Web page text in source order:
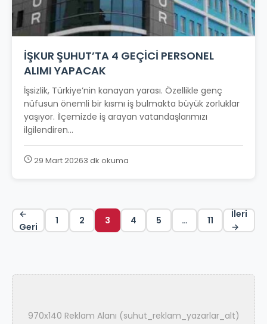
İŞKUR ŞUHUT’TA 4 GEÇİCİ PERSONEL
ALIMI YAPACAK
İşsizlik, Türkiye’nin kanayan yarası. Özellikle genç
nüfusun önemli bir kısmı iş bulmakta büyük zorluklar
yaşıyor. İlçemizde iş arayan vatandaşlarımızı
ilgilendiren...
29 Mart 20263 dk okuma
←
Geri
1 2 3 4 5 … 11
İleri
→
970x140 Reklam Alanı (suhut_reklam_yazarlar_alt)